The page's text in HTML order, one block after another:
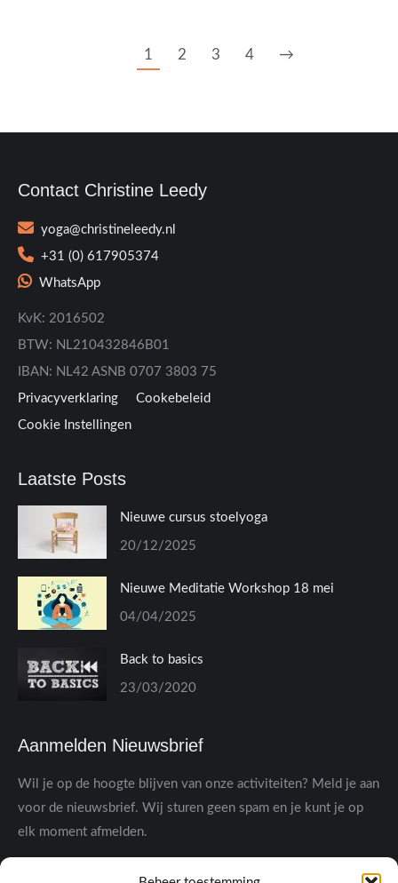
1 2 3 4 →
Contact Christine Leedy
yoga@christineleedy.nl
+31 (0) 617905374
WhatsApp
KvK: 2016502
BTW: NL210432846B01
IBAN: NL42 ASNB 0707 3803 75
Privacyverklaring
Cookebeleid
Cookie Instellingen
Laatste Posts
Nieuwe cursus stoelyoga
20/12/2025
Nieuwe Meditatie Workshop 18 mei
04/04/2025
Back to basics
23/03/2020
Aanmelden Nieuwsbrief
Wil je op de hoogte blijven van onze activiteiten? Meld je aan
voor de nieuwsbrief. Wij sturen geen spam en je kunt je op
elk moment afmelden.